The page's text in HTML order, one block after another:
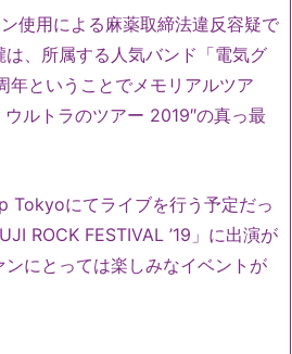
使用による麻薬取締法違反容疑で
、所属する人気バンド「電気グ
年ということでメモリアルツア
ルトラのツアー 2019″の真っ最
Tokyoにてライブを行う予定だっ
ROCK FESTIVAL ’19」に出演が
にとっては楽しみなイベントが